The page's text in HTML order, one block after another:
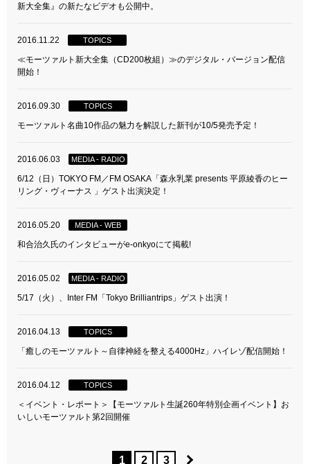
新大全集』の新たなビデオも公開中。
2016.11.22 TOPICS
≪モーツァルト新大全集（CD200枚組）≫のデジタル・バージョン配信
開始！
2016.09.30 TOPICS
モーツァルト名曲10作品の魅力を解説した新刊が10/5発売予定！
2016.06.03 MEDIA - RADIO
6/12（日）TOKYO FM／FM OSAKA「森永乳業 presents 平原綾香のヒー
リング・ヴィーナス 」ゲスト出演決定！
2016.05.20 MEDIA - WEB
和合治久氏のインタビューがe-onkyoにて掲載!
2016.05.02 MEDIA - RADIO
5/17（火）、Inter FM「Tokyo Brilliantrips」ゲスト出演！
2016.04.13 TOPICS
「癒しのモーツァルト～自律神経を整える4000Hz」ハイレゾ配信開始！
2016.04.12 TOPICS
＜イベント・レポート＞【モーツァルト生誕260年特別企画イベント】お
いしいモーツァルト第2回開催
1 2 3